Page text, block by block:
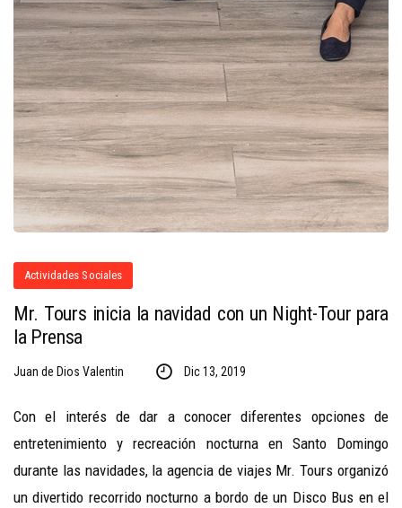
Actividades Sociales
Mr. Tours inicia la navidad con un Night-Tour para
la Prensa
Juan de Dios Valentin Dic 13, 2019
Con el interés de dar a conocer diferentes opciones de
entretenimiento y recreación nocturna en Santo Domingo
durante las navidades, la agencia de viajes Mr. Tours organizó
un divertido recorrido nocturno a bordo de un Disco Bus en el